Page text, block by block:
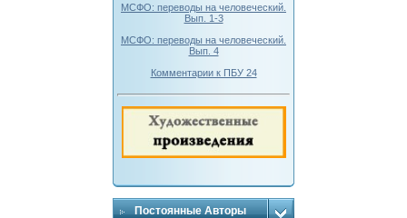
МСФО: переводы на человеческий.
Вып. 1-3
МСФО: переводы на человеческий.
Вып. 4
Комментарии к ПБУ 24
Постоянные Авторы